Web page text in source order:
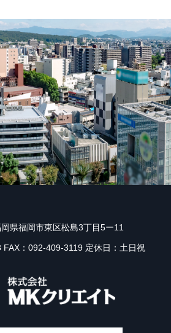
県福岡市東区松島3丁目5ー11
：092-409-3119 定休日：土日祝